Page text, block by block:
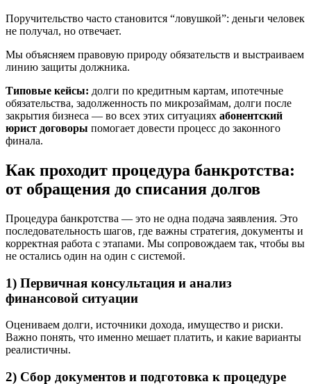
Поручительство часто становится “ловушкой”: деньги человек
не получал, но отвечает.
Мы объясняем правовую природу обязательств и выстраиваем
линию защиты должника.
Типовые кейсы: долги по кредитным картам, ипотечные
обязательства, задолженность по микрозаймам, долги после
закрытия бизнеса — во всех этих ситуациях абонентский
юрист договоры помогает довести процесс до законного
финала.
Как проходит процедура банкротства:
от обращения до списания долгов
Процедура банкротства — это не одна подача заявления. Это
последовательность шагов, где важны стратегия, документы и
корректная работа с этапами. Мы сопровождаем так, чтобы вы
не остались один на один с системой.
1) Первичная консультация и анализ
финансовой ситуации
Оцениваем долги, источники дохода, имущество и риски.
Важно понять, что именно мешает платить, и какие варианты
реалистичны.
2) Сбор документов и подготовка к процедуре